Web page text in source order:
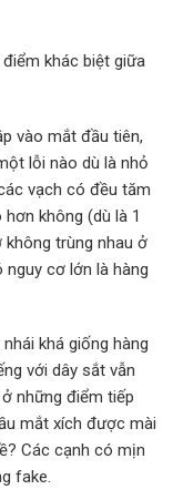
khác biệt giữa
vào mắt đầu tiên,
lỗi nào dù là nhỏ
vạch có đều tăm
không (dù là 1
trùng nhau ở
cơ lớn là hàng
khá giống hàng
với dây sắt vẫn
những điểm tiếp
mắt xích được mài
Các cạnh có mịn
fake.